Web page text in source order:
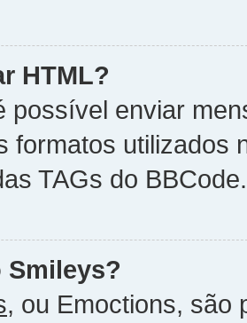
HTML?
possível enviar
formatos utilizados
TAGs do BBCode.
Smileys?
, ou Emoctions, são